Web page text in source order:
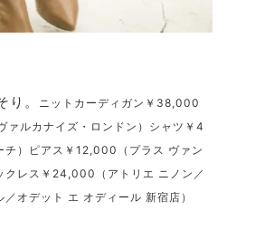
。
ニットカーディガン￥38,000
ァルカナイズ・ロンドン）シャツ￥4
）ピアス￥12,000（プラス ヴァン
クレス￥24,000（アトリエ ニノン／
オデット エ オディール 新宿店）